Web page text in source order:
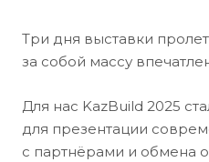
Три дня выставки
за собой массу
Для нас KazBuild 2025
для презентации
с партнёрами и обмена